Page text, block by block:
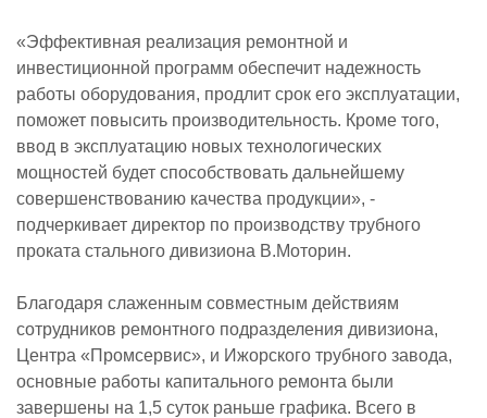
«Эффективная реализация ремонтной и
инвестиционной программ обеспечит надежность
работы оборудования, продлит срок его эксплуатации,
поможет повысить производительность. Кроме того,
ввод в эксплуатацию новых технологических
мощностей будет способствовать дальнейшему
совершенствованию качества продукции», -
подчеркивает директор по производству трубного
проката стального дивизиона В.Моторин.
Благодаря слаженным совместным действиям
сотрудников ремонтного подразделения дивизиона,
Центра «Промсервис», и Ижорского трубного завода,
основные работы капитального ремонта были
завершены на 1,5 суток раньше графика. Всего в